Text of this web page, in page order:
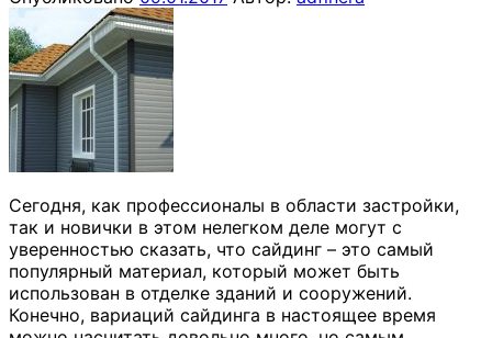
Сегодня, как профессионалы в области застройки,
так и новички в этом нелегком деле могут с
уверенностью сказать, что сайдинг – это самый
популярный материал, который может быть
использован в отделке зданий и сооружений.
Конечно, вариаций сайдинга в настоящее время